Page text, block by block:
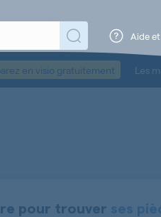
Aide
en visio gratuitement Les
pour trouver ses